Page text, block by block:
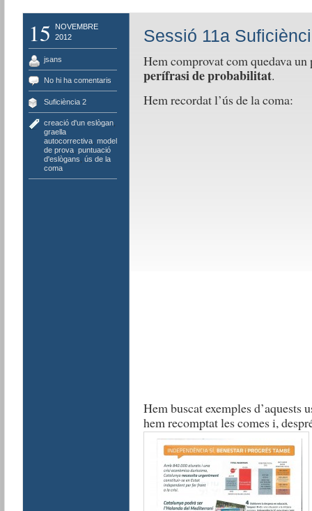
15
NOVEMBRE
2012
jsans
No hi ha comentaris
Suficiència 2
creació d'un eslògan,
graella
autocorrectiva, model
de prova, puntuació
d'eslògans ús de la
coma
Sessió 11a
Hem comprovat com quedava
perífrasi de probabilitat.
Hem recordat l’ús de la coma:
Hem buscat exemples d’aquests
hem recomptat les comes i,